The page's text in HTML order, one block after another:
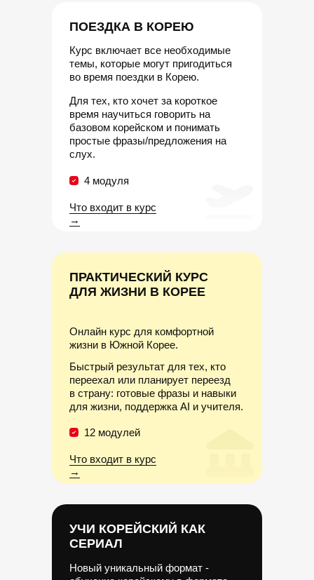
ПОЕЗДКА В КОРЕЮ
Курс включает все необходимые
темы, которые могут пригодиться
во время поездки в Корею.
Для тех, кто хочет за короткое
время научиться говорить на
базовом корейском и понимать
простые фразы/предложения на
слух.
4 модуля
Что входит в курс
→
ПРАКТИЧЕСКИЙ КУРС
ДЛЯ ЖИЗНИ В КОРЕЕ
Онлайн курс для комфортной
жизни в Южной Корее.
Быстрый результат для тех, кто
переехал или планирует переезд
в страну: готовые фразы и навыки
для жизни, поддержка AI и учителя.
12 модулей
Что входит в курс
→
УЧИ КОРЕЙСКИЙ КАК
СЕРИАЛ
Новый уникальный формат -